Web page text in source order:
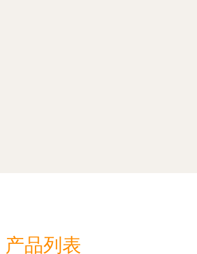
产品列表